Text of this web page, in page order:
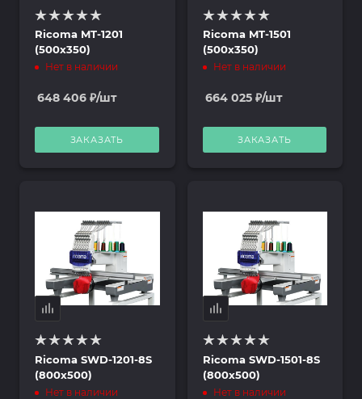
Ricoma MT-1201
(500х350)
Нет в наличии
648 406 ₽/шт
ЗАКАЗАТЬ
Ricoma MT-1501
(500х350)
Нет в наличии
664 025₽/шт
ЗАКАЗАТЬ
Ricoma SWD-1201-8S
(800х500)
Нет в наличии
Ricoma SWD-1501-8S
(800х500)
Нет в наличии